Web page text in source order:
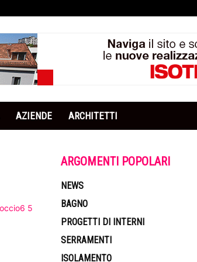
AZIENDE ARCHITETTI
ARGOMENTI POPOLARI
NEWS
BAGNO
PROGETTI DI INTERNI
SERRAMENTI
ISOLAMENTO